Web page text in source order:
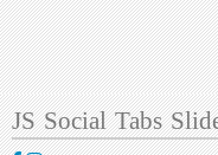
JS Social Tabs